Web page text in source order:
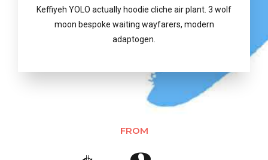
0
4
5
6
7
8
9
Keffiyeh YOLO actually hoodie cliche air plant. 3 wolf
moon bespoke waiting wayfarers, modern
adaptogen.
FROM
2
3
6
7
8
9